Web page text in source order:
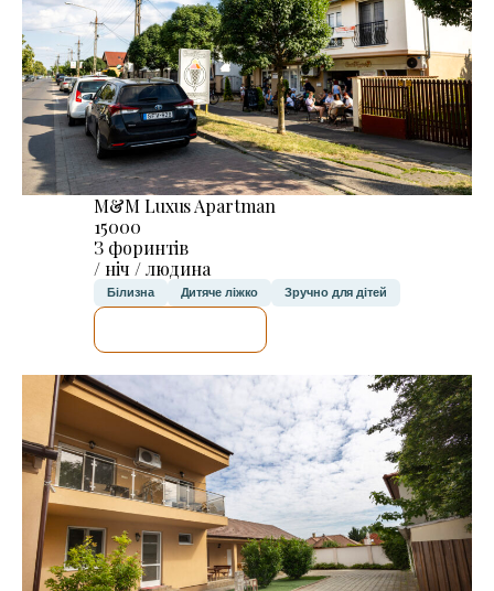
M&M Luxus Apartman
15000
З форинтів
/ ніч / людина
Білизна Дитяче ліжко Зручно для дітей